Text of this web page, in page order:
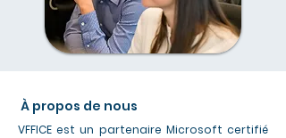
À propos de nous
VFFICE est un partenaire Microsoft certifié